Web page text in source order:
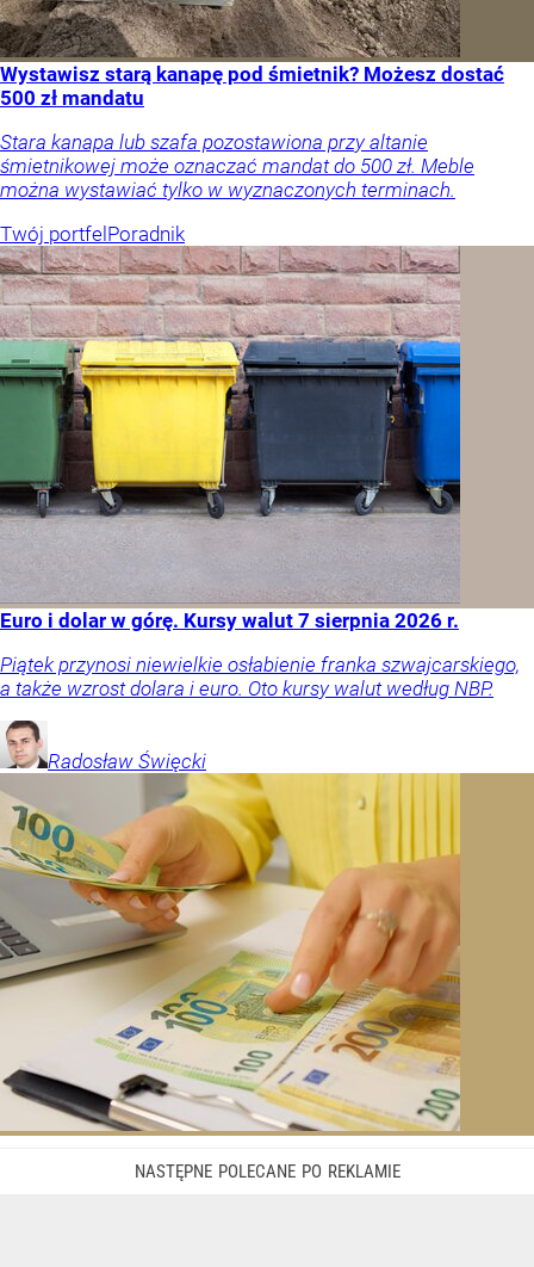
Wystawisz starą kanapę pod śmietnik? Możesz dostać
500 zł mandatu
Stara kanapa lub szafa pozostawiona przy altanie
śmietnikowej może oznaczać mandat do 500 zł. Meble
można wystawiać tylko w wyznaczonych terminach.
Twój portfel Poradnik
Euro i dolar w górę. Kursy walut 7 sierpnia 2026 r.
Piątek przynosi niewielkie osłabienie franka szwajcarskiego,
a także wzrost dolara i euro. Oto kursy walut według NBP.
Radosław Święcki